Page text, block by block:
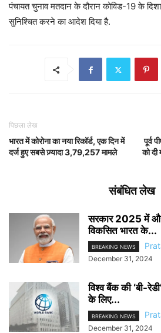
पंचायत चुनाव मतदान के दौरान कोविड-19 के
सुनिश्चित करने का आदेश दिया है.
पिछला लेख
भारत में कोरोना का नया रिकॉर्ड, एक दिन में
दर्ज हुए सबसे ज़्यादा 3,79,257 मामले
पूर्व
को
संबंधित लेख
सरकार 2025 में
विकसित भारत के...
BREAKING NEWS
December 31, 2024
विश्व बैंक की ‘बी-
के लिए...
BREAKING NEWS
December 31, 2024